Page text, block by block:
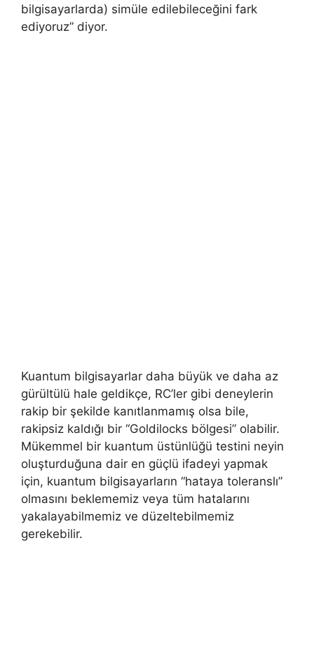
bilgisayarlarda) simüle edilebileceğini fark
ediyoruz” diyor.
Kuantum bilgisayarlar daha büyük ve daha az
gürültülü hale geldikçe, RC’ler gibi deneylerin
rakip bir şekilde kanıtlanmamış olsa bile,
rakipsiz kaldığı bir “Goldilocks bölgesi” olabilir.
Mükemmel bir kuantum üstünlüğü testini neyin
oluşturduğuna dair en güçlü ifadeyi yapmak
için, kuantum bilgisayarların “hataya toleranslı”
olmasını beklememiz veya tüm hatalarını
yakalayabilmemiz ve düzeltebilmemiz
gerekebilir.